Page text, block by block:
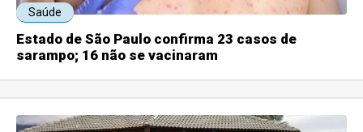
Saúde
Estado de São Paulo confirma 23 casos de
sarampo; 16 não se vacinaram